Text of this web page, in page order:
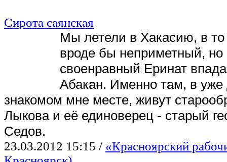
Сирота саянская
Мы летели в Хакасию, в то
вроде бы неприметный, но
своенравный Еринат
Абакан. Именно там, в уже
знакомом мне месте, живут
Лыкова и её единоверец - старый
Седов.
23.03.2012 15:15 / «Красноярский